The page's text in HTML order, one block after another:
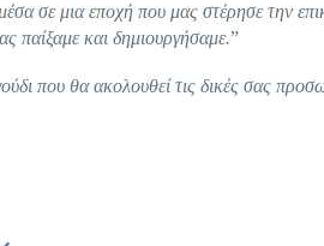
σε μια εποχή που μας στέρησε την
παίξαμε και δημιουργήσαμε.”
που θα ακολουθεί τις δικές σας